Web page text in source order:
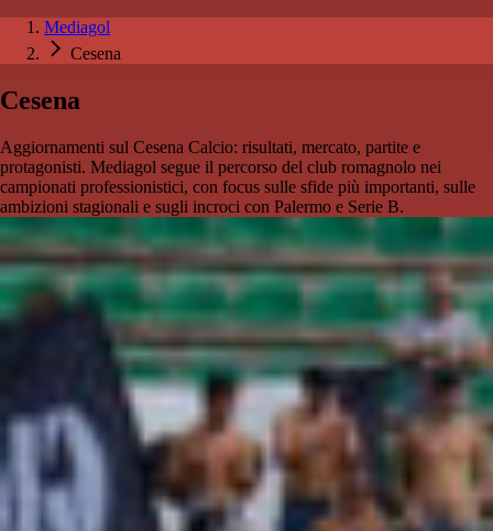
Mediagol
Cesena
Cesena
Aggiornamenti sul Cesena Calcio: risultati, mercato, partite e
protagonisti. Mediagol segue il percorso del club romagnolo nei
campionati professionistici, con focus sulle sfide più importanti, sulle
ambizioni stagionali e sugli incroci con Palermo e Serie B.